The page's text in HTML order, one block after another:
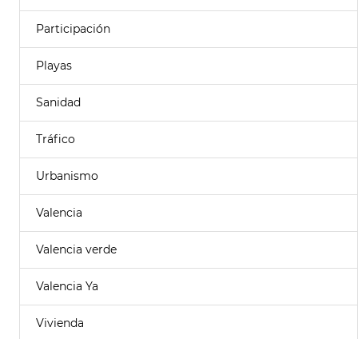
Participación
Playas
Sanidad
Tráfico
Urbanismo
Valencia
Valencia verde
Valencia Ya
Vivienda